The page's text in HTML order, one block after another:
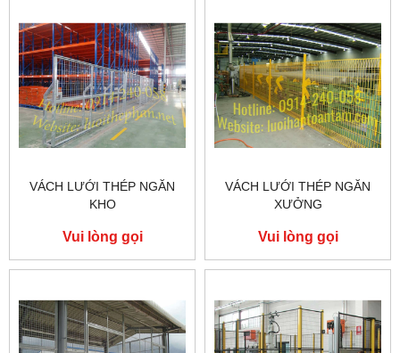
VÁCH LƯỚI THÉP NGĂN
KHO
Vui lòng gọi
VÁCH LƯỚI THÉP NGĂN
XƯỞNG
Vui lòng gọi